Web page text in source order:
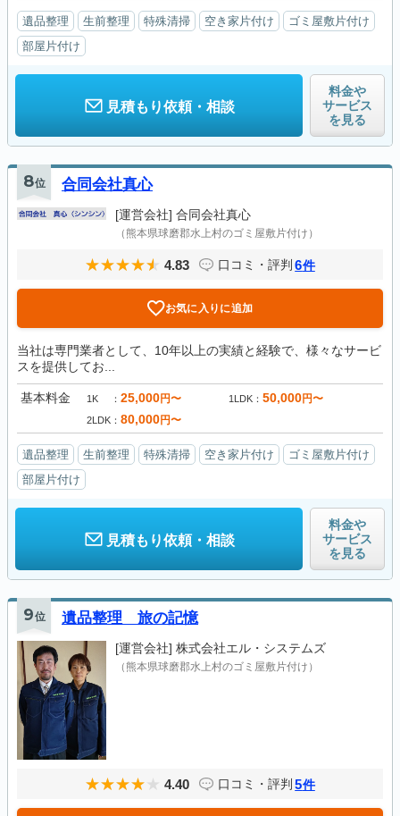
遺品整理 生前整理 特殊清掃 空き家片付け
ゴミ屋敷片付け
部屋片付け
見積もり依頼・相談
料金や
サービス
を見る
8位 合同会社真心
[運営会社] 合同会社真心
（熊本県球磨郡水上村のゴミ屋敷片付け）
4.83 口コミ・評判 6件
お気に入りに追加
当社は専門業者として、10年以上の実績と経験で、様々なサービ
スを提供してお...
基本料金 1K 25,000円〜 1LDK 50,000円〜
2LDK 80,000円〜
遺品整理 生前整理 特殊清掃 空き家片付け
ゴミ屋敷片付け
部屋片付け
見積もり依頼・相談
料金や
サービス
を見る
9位 遺品整理 旅の記憶
[運営会社] 株式会社エル・システムズ
（熊本県球磨郡水上村のゴミ屋敷片付け）
4.40 口コミ・評判 5件